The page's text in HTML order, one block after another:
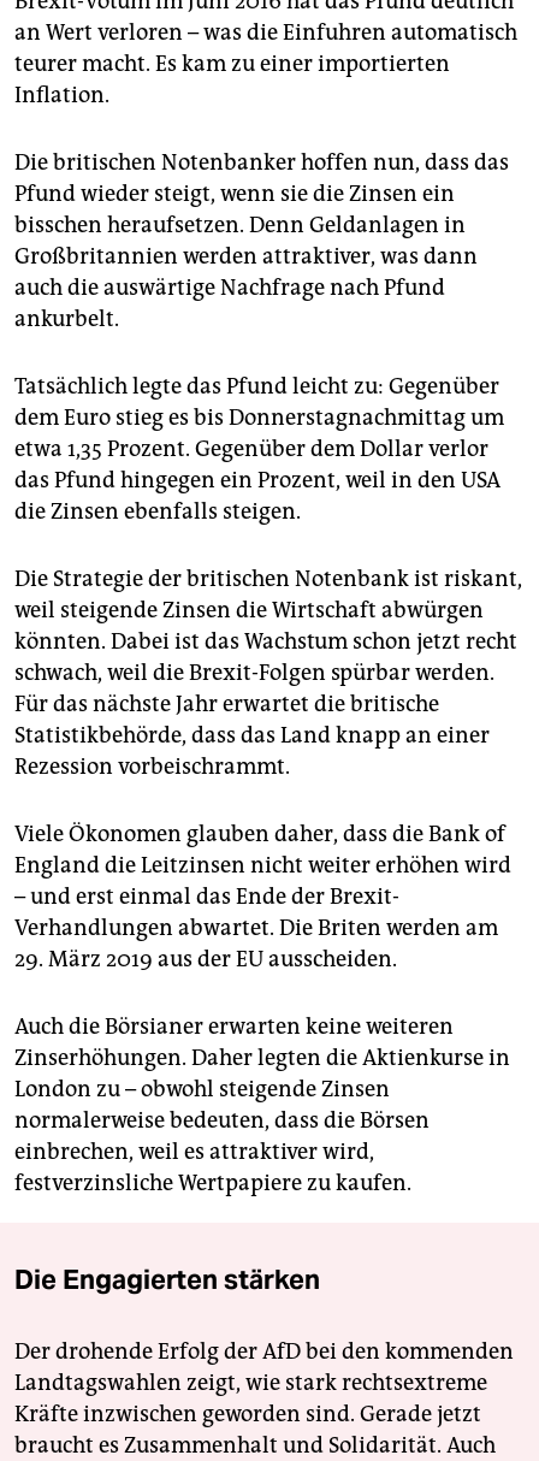
an Wert verloren – was die Einfuhren automatisch
teurer macht. Es kam zu einer importierten
Inflation.
Die britischen Notenbanker hoffen nun, dass das
Pfund wieder steigt, wenn sie die Zinsen ein
bisschen heraufsetzen. Denn Geldanlagen in
Großbritannien werden attraktiver, was dann
auch die auswärtige Nachfrage nach Pfund
ankurbelt.
Tatsächlich legte das Pfund leicht zu: Gegenüber
dem Euro stieg es bis Donnerstagnachmittag um
etwa 1,35 Prozent. Gegenüber dem Dollar verlor
das Pfund hingegen ein Prozent, weil in den USA
die Zinsen ebenfalls steigen.
Die Strategie der britischen Notenbank ist riskant,
weil steigende Zinsen die Wirtschaft abwürgen
könnten. Dabei ist das Wachstum schon jetzt recht
schwach, weil die Brexit-Folgen spürbar werden.
Für das nächste Jahr erwartet die britische
Statistikbehörde, dass das Land knapp an einer
Rezession vorbeischrammt.
Viele Ökonomen glauben daher, dass die Bank of
England die Leitzinsen nicht weiter erhöhen wird
– und erst einmal das Ende der Brexit-
Verhandlungen abwartet. Die Briten werden am
29. März 2019 aus der EU ausscheiden.
Auch die Börsianer erwarten keine weiteren
Zinserhöhungen. Daher legten die Aktienkurse in
London zu – obwohl steigende Zinsen
normalerweise bedeuten, dass die Börsen
einbrechen, weil es attraktiver wird,
festverzinsliche Wertpapiere zu kaufen.
Die Engagierten stärken
Der drohende Erfolg der AfD bei den kommenden
Landtagswahlen zeigt, wie stark rechtsextreme
Kräfte inzwischen geworden sind. Gerade jetzt
braucht es Zusammenhalt und Solidarität. Auch